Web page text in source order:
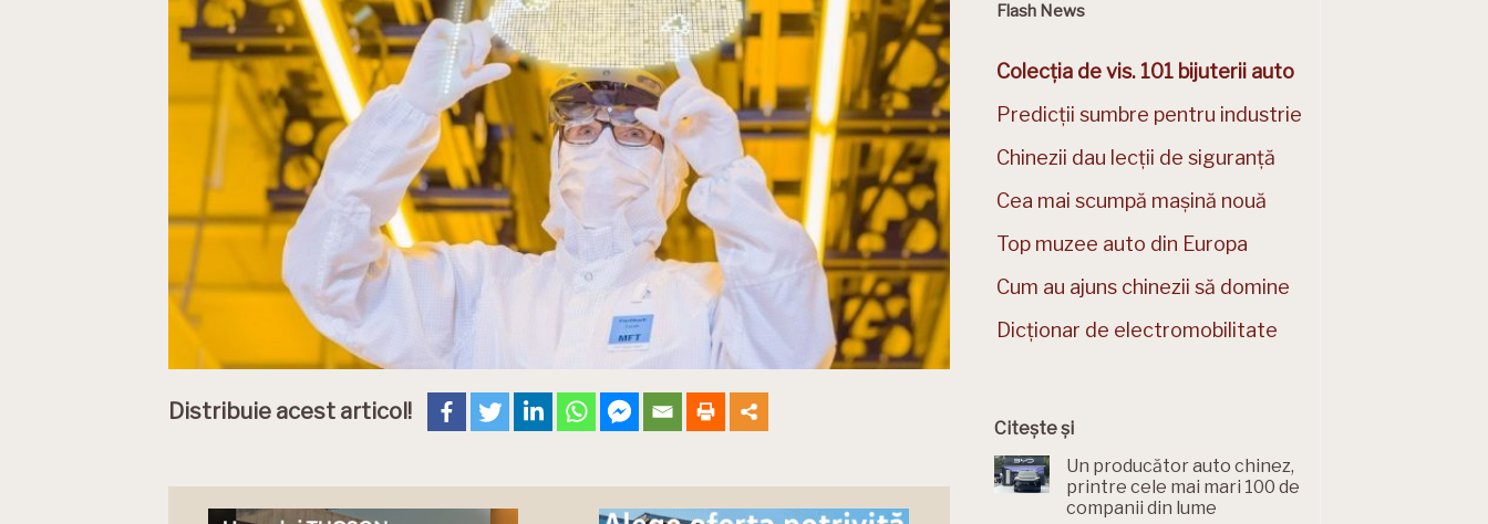
Distribuie acest articol!
Flash News
Colecția de vis. 101 bijuterii auto
Predicții sumbre pentru industrie
Chinezii dau lecții de siguranță
Cea mai scumpă mașină nouă
Top muzee auto din Europa
Cum au ajuns chinezii să domine
Dicționar de electromobilitate
Citește și
Un producător auto chinez,
printre cele mai mari 100 de
companii din lume